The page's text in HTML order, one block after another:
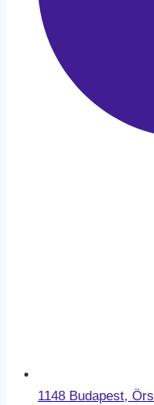
1148 Budapest,